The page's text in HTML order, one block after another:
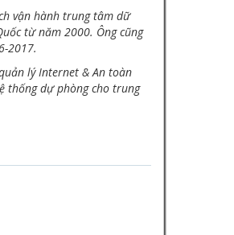
vận hành trung tâm dữ
từ năm 2000. Ông cũng
2017.
lý Internet & An toàn
thống dự phòng cho trung